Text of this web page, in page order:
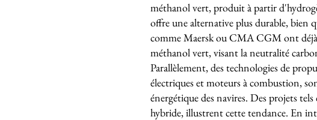
méthanol vert, produit à partir
offre une alternative plus durable, bien
comme Maersk ou CMA CGM ont déjà
méthanol vert, visant la neutralité
Parallèlement, des technologies de
électriques et moteurs à combustion,
énergétique des navires. Des projets
hybride, illustrent cette tendance. En